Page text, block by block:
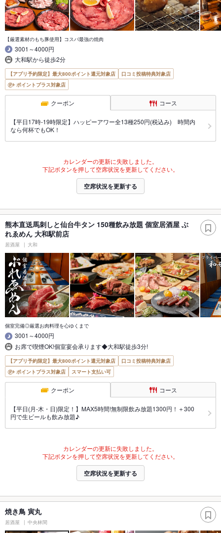
【厳選素材のもち豚使用】コスパ最強の焼肉
3001～4000円
大和駅から徒歩2分
【アプリ予約限定】最大800ポイント還元対象店
口コミ投稿特典対象店
ポイントプラス対象店
クーポン コース
【平日17時-19時限定】ハッピーアワー全13種250円(税込み) 時間内
なら何杯でもOK！
カレンダーの更新に失敗しました。
下記ボタンを押して空席状況を更新してください。
空席状況を更新する
熊本直送馬刺しと仙台牛タン 150種飲み放題 個室居酒屋 ぶ
れゑめん 大和駅前店
居酒屋 大和
個室完備◎厳選お肉料理を心ゆくまで
3001～4000円
お席で喫煙OK!個室宴会承ります◆大和駅徒歩3分!
【アプリ予約限定】最大800ポイント還元対象店
口コミ投稿特典対象店
ポイントプラス対象店
スマート支払い可
クーポン コース
【平日(月-木・日)限定！】MAX5時間!無制限飲み放題1300円！＋300
円で生ビールも飲み放題♪
カレンダーの更新に失敗しました。
下記ボタンを押して空席状況を更新してください。
空席状況を更新する
焼き鳥 寅丸
居酒屋 中央林間